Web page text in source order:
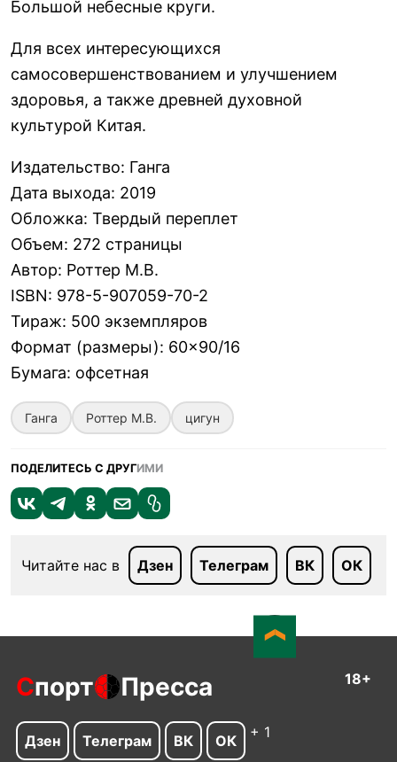
Большой небесные круги.
Для всех интересующихся
самосовершенствованием и улучшением
здоровья, а также древней духовной
культурой Китая.
Издательство: Ганга
Дата выхода: 2019
Обложка: Твердый переплет
Объем: 272 страницы
Автор: Роттер М.В.
ISBN: 978-5-907059-70-2
Тираж: 500 экземпляров
Формат (размеры): 60×90/16
Бумага: офсетная
Ганга Роттер М.В. цигун
ПОДЕЛИТЕСЬ С ДРУГИМИ
Читайте нас в Дзен Телеграм ВК ОК
Спорт Пресса 18+
Дзен Телеграм ВК ОК + 1